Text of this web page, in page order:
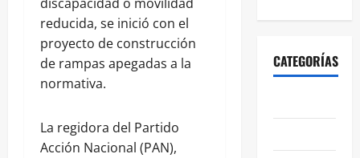
reducida, se inició con el
proyecto de construcción
de rampas apegadas a la
normativa.
La regidora del Partido
Acción Nacional (PAN),
CATEGORÍAS